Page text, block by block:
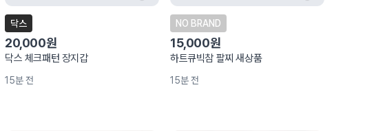
닥스
20,000원
닥스 체크패턴 장지갑
15분 전
NO BRAND
15,000원
하트큐빅참 팔찌 새상품
15분 전